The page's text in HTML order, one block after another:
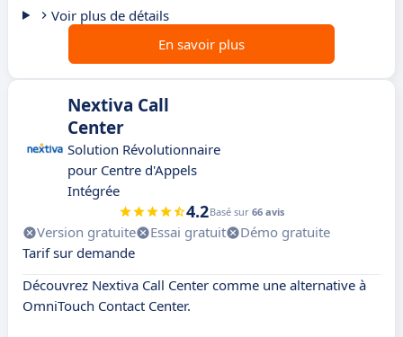
Voir plus de détails
En savoir plus
Nextiva Call
Center
Solution Révolutionnaire
pour Centre d'Appels
Intégrée
4.2Basé sur 66 avis
Version gratuite Essai gratuit
Démo gratuite
Tarif sur demande
Découvrez Nextiva Call Center comme une alternative à
OmniTouch Contact Center.